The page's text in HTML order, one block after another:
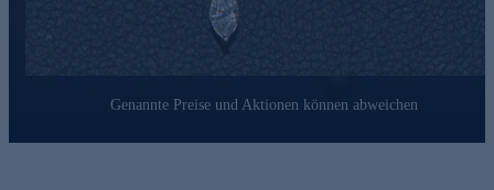
Genannte Preise und Aktionen können abweichen